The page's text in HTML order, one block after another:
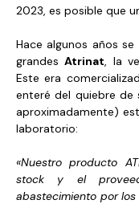
2023, es posible que
Hace algunos años
grandesAtrinat, la
Este era
enteré del quiebre de
aproximadamente)
laboratorio:
«Nuestro producto
stock y el
abastecimiento por